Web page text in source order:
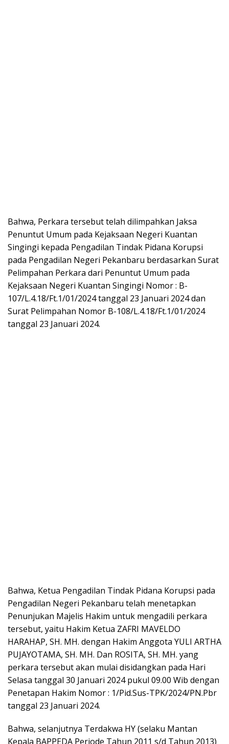
Bahwa, Perkara tersebut telah dilimpahkan Jaksa
Penuntut Umum pada Kejaksaan Negeri Kuantan
Singingi kepada Pengadilan Tindak Pidana Korupsi
pada Pengadilan Negeri Pekanbaru berdasarkan Surat
Pelimpahan Perkara dari Penuntut Umum pada
Kejaksaan Negeri Kuantan Singingi Nomor : B-
107/L.4.18/Ft.1/01/2024 tanggal 23 Januari 2024 dan
Surat Pelimpahan Nomor B-108/L.4.18/Ft.1/01/2024
tanggal 23 Januari 2024.
Bahwa, Ketua Pengadilan Tindak Pidana Korupsi pada
Pengadilan Negeri Pekanbaru telah menetapkan
Penunjukan Majelis Hakim untuk mengadili perkara
tersebut, yaitu Hakim Ketua ZAFRI MAVELDO
HARAHAP, SH. MH. dengan Hakim Anggota YULI ARTHA
PUJAYOTAMA, SH. MH. Dan ROSITA, SH. MH. yang
perkara tersebut akan mulai disidangkan pada Hari
Selasa tanggal 30 Januari 2024 pukul 09.00 Wib dengan
Penetapan Hakim Nomor : 1/Pid.Sus-TPK/2024/PN.Pbr
tanggal 23 Januari 2024.
Bahwa, selanjutnya Terdakwa HY (selaku Mantan
Kepala BAPPEDA Periode Tahun 2011 s/d Tahun 2013)